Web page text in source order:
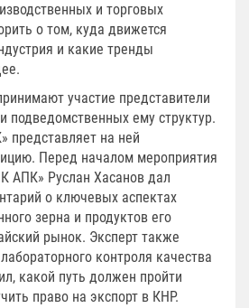
и торговых
о том, куда движется
и какие тренды
участие представители
подведомственных ему структур.
представляет на ней
Перед началом мероприятия
АПК» Руслан Хасанов дал
о ключевых аспектах
зерна и продуктов его
рынок. Эксперт также
контроля качества
какой путь должен пройти
право на экспорт в КНР.